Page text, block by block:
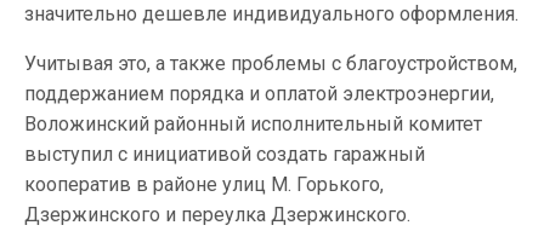
значительно дешевле индивидуального оформления.
Учитывая это, а также проблемы с благоустройством,
поддержанием порядка и оплатой электроэнергии,
Воложинский районный исполнительный комитет
выступил с инициативой создать гаражный
кооператив в районе улиц М. Горького,
Дзержинского и переулка Дзержинского.